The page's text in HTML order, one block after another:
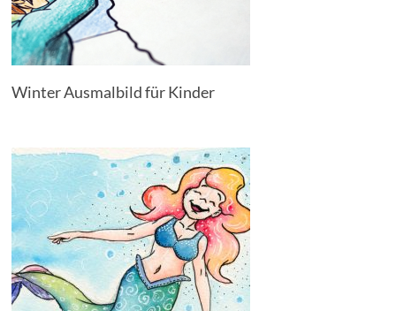
Winter Ausmalbild für Kinder